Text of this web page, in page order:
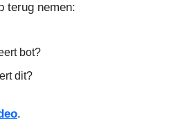
terug nemen:
bot?
dit?
.